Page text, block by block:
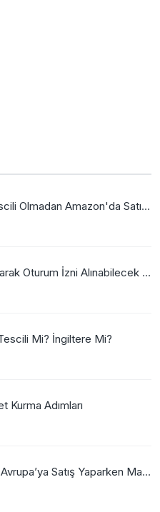
Amerika Marka Tescili Olmadan Amazon'da Satış Mümkün Mü
Avrupa'da Şirket Kurarak Oturum İzni Alınabilecek En Mantıklı Ülkeler Nelerdir?
Mi? İngiltere Mi?
Kurma Adımları
Amazon Üzerinden Avrupa’ya Satış Yaparken Marka Tescilinin Önemi